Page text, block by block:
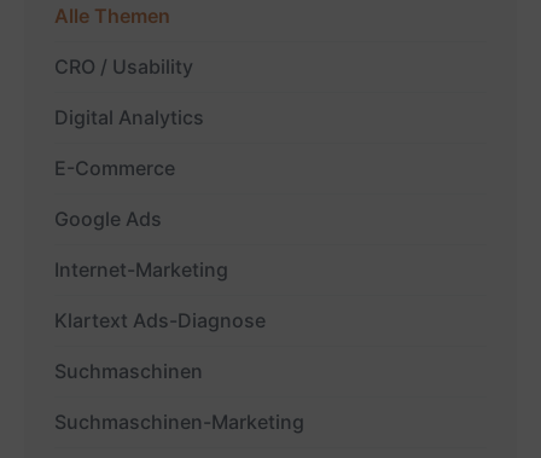
Alle Themen
CRO / Usability
Digital Analytics
E-Commerce
Google Ads
Internet-Marketing
Klartext Ads-Diagnose
Suchmaschinen
Suchmaschinen-Marketing